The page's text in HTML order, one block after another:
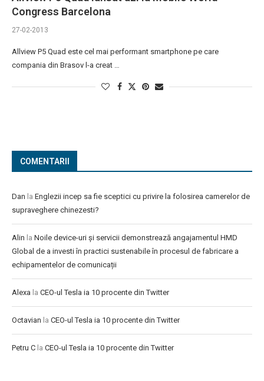
Congress Barcelona
27-02-2013
Allview P5 Quad este cel mai performant smartphone pe care
compania din Brasov l-a creat …
COMENTARII
Dan la Englezii incep sa fie sceptici cu privire la folosirea camerelor de
supraveghere chinezesti?
Alin la Noile device-uri și servicii demonstrează angajamentul HMD
Global de a investi în practici sustenabile în procesul de fabricare a
echipamentelor de comunicații
Alexa la CEO-ul Tesla ia 10 procente din Twitter
Octavian la CEO-ul Tesla ia 10 procente din Twitter
Petru C la CEO-ul Tesla ia 10 procente din Twitter